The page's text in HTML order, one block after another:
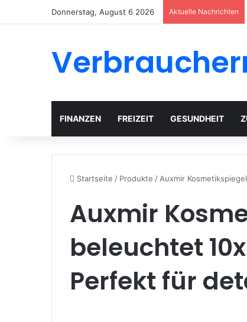
Donnerstag, August 6 2026 Aktuelle Nachrichten
FINANZEN FREIZEIT GESUNDHEIT
Startseite / Produkte / Auxmir
Auxmir
beleuchtet
Perfekt für